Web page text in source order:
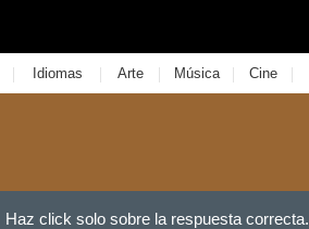
| Idiomas | Arte | Música | Cine |
Haz click solo sobre la respuesta correcta.